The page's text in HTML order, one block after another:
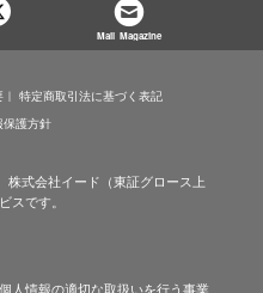
Mail Magazine
特定商取引法に基づく表記
護方針
株式会社イード（東証グロース上
スです。
人情報の適切な取扱いを行う事業